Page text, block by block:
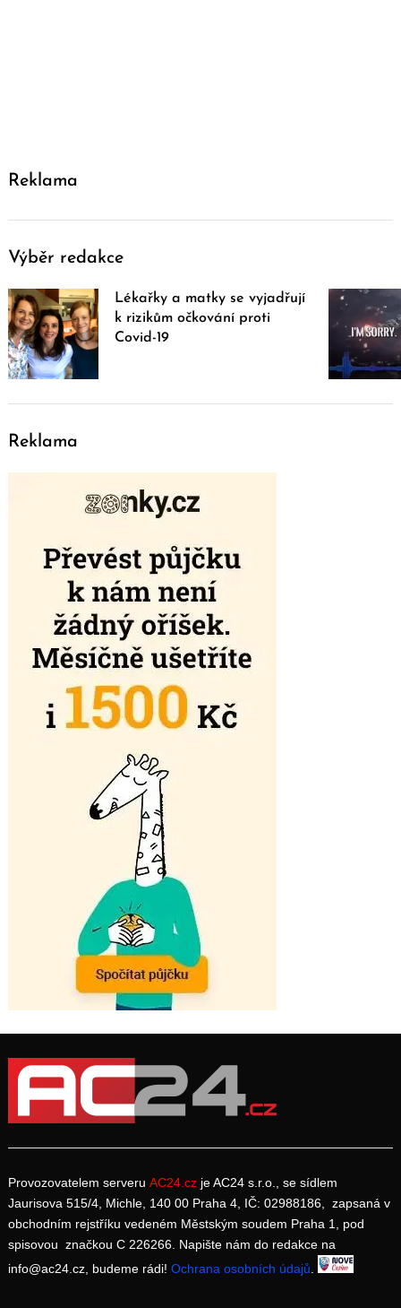
Reklama
Výběr redakce
Lékařky a matky se vyjadřují
k rizikům očkování proti
Covid-19
Reklama
Provozovatelem serveru AC24.cz je AC24 s.r.o., se sídlem
Jaurisova 515/4, Michle, 140 00 Praha 4, IČ: 02988186, zapsaná v
obchodním rejstříku vedeném Městským soudem Praha 1, pod
spisovou značkou C 226266. Napište nám do redakce na
info@ac24.cz, budeme rádi! Ochrana osobních údajů.